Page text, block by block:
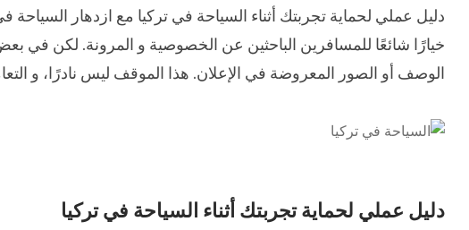
دليل عملي لحماية تجربتك أثناء السياحة في تركيا مع ازدهار
خيارًا شائعًا للمسافرين الباحثين عن الخصوصية و المرونة. لكن في
الوصف أو الصور المعروضة في الإعلان. هذا الموقف ليس نادرًا، و
دليل عملي لحماية تجربتك أثناء السياحة في تركيا